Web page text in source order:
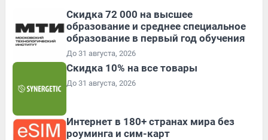
Скидка 72 000 на высшее
образование и среднее специальное
образование в первый год обучения
До 31 августа, 2026
Скидка 10% на все товары
До 31 августа, 2026
Интернет в 180+ странах мира без
роуминга и сим-карт